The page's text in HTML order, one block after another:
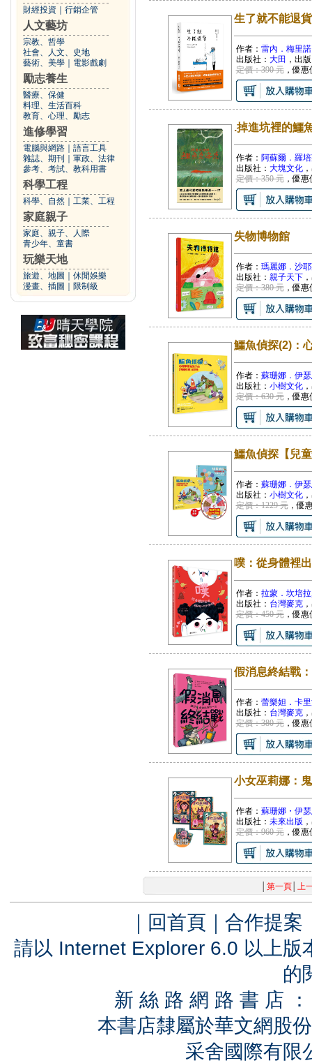
財經投資 行銷企管
人文藝坊
宗教、哲學
社會、人文、史地
藝術、美學
電影戲劇
勵志養生
醫療、保健
料理、生活百科
教育、心理、勵志
進修學習
電腦與網路
語言工具
雜誌、期刊
軍政、法律
參考、考試、教科用書
科學工程
科學、自然 工業、工程
家庭親子
家庭、親子、人際
青少年、童書
玩樂天地
旅遊、地圖
休閒娛樂
漫畫、插圖
限制級
生了就不能退貨
作者： 雷內．梅里諾
出版社： 大田 ，出
定價：390 元，優惠
.掉進坑裡的鱷
作者： 阿蘇爾．羅
出版社： 大塊文化
定價：350 元，優惠
失物博物館
作者： 瑪麗娜．沙
出版社： 親子天下
定價：380 元，優惠
鱷魚偵探(2)：
作者： 蘇珊娜．伊
出版社： 小樹文化
定價：630 元，優惠
鱷魚偵探【兒
作者： 蘇珊娜．伊
出版社： 小樹文化
定價：1229 元，優
噗：從身體裡
作者： 拉蒙．坎培
出版社： 台灣麥克
定價：450 元，優惠
假消息終結戰
作者： 蕾樂妲．卡
出版社： 台灣麥克
定價：380 元，優惠
小女巫莉娜：
作者： 蘇珊娜・伊
出版社： 未來出版
定價：960 元，優惠
第一頁│ 上
｜ 回首頁 ｜ 合作提案
請以 Internet Explorer 6.0 以上
的
新 絲 路 網 路 書 店
本書店隸屬於華文網股
采舍國際有